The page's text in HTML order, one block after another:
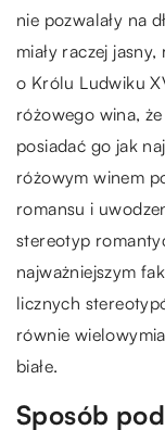
nie pozwalały na
miały raczej
o Królu Ludwiku
różowego wina,
posiadać go jak
różowym winem
romansu i
stereotyp
najważniejszym
licznych
równie
białe.
Sposób